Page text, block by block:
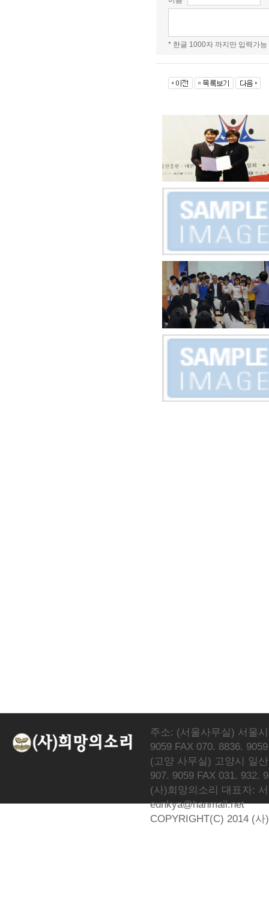
* 한글 1000자 까지만 입력가
주소: (서울사무실) 서울
9059 FAX 070. 8836. 9059
(고양 사무실) 고양시 일
907. 9059 FAX 031. 932.
(사)희망의소리 대표자:
eunkya@hanmail.net
COPYRIGHT(C) 2014 (